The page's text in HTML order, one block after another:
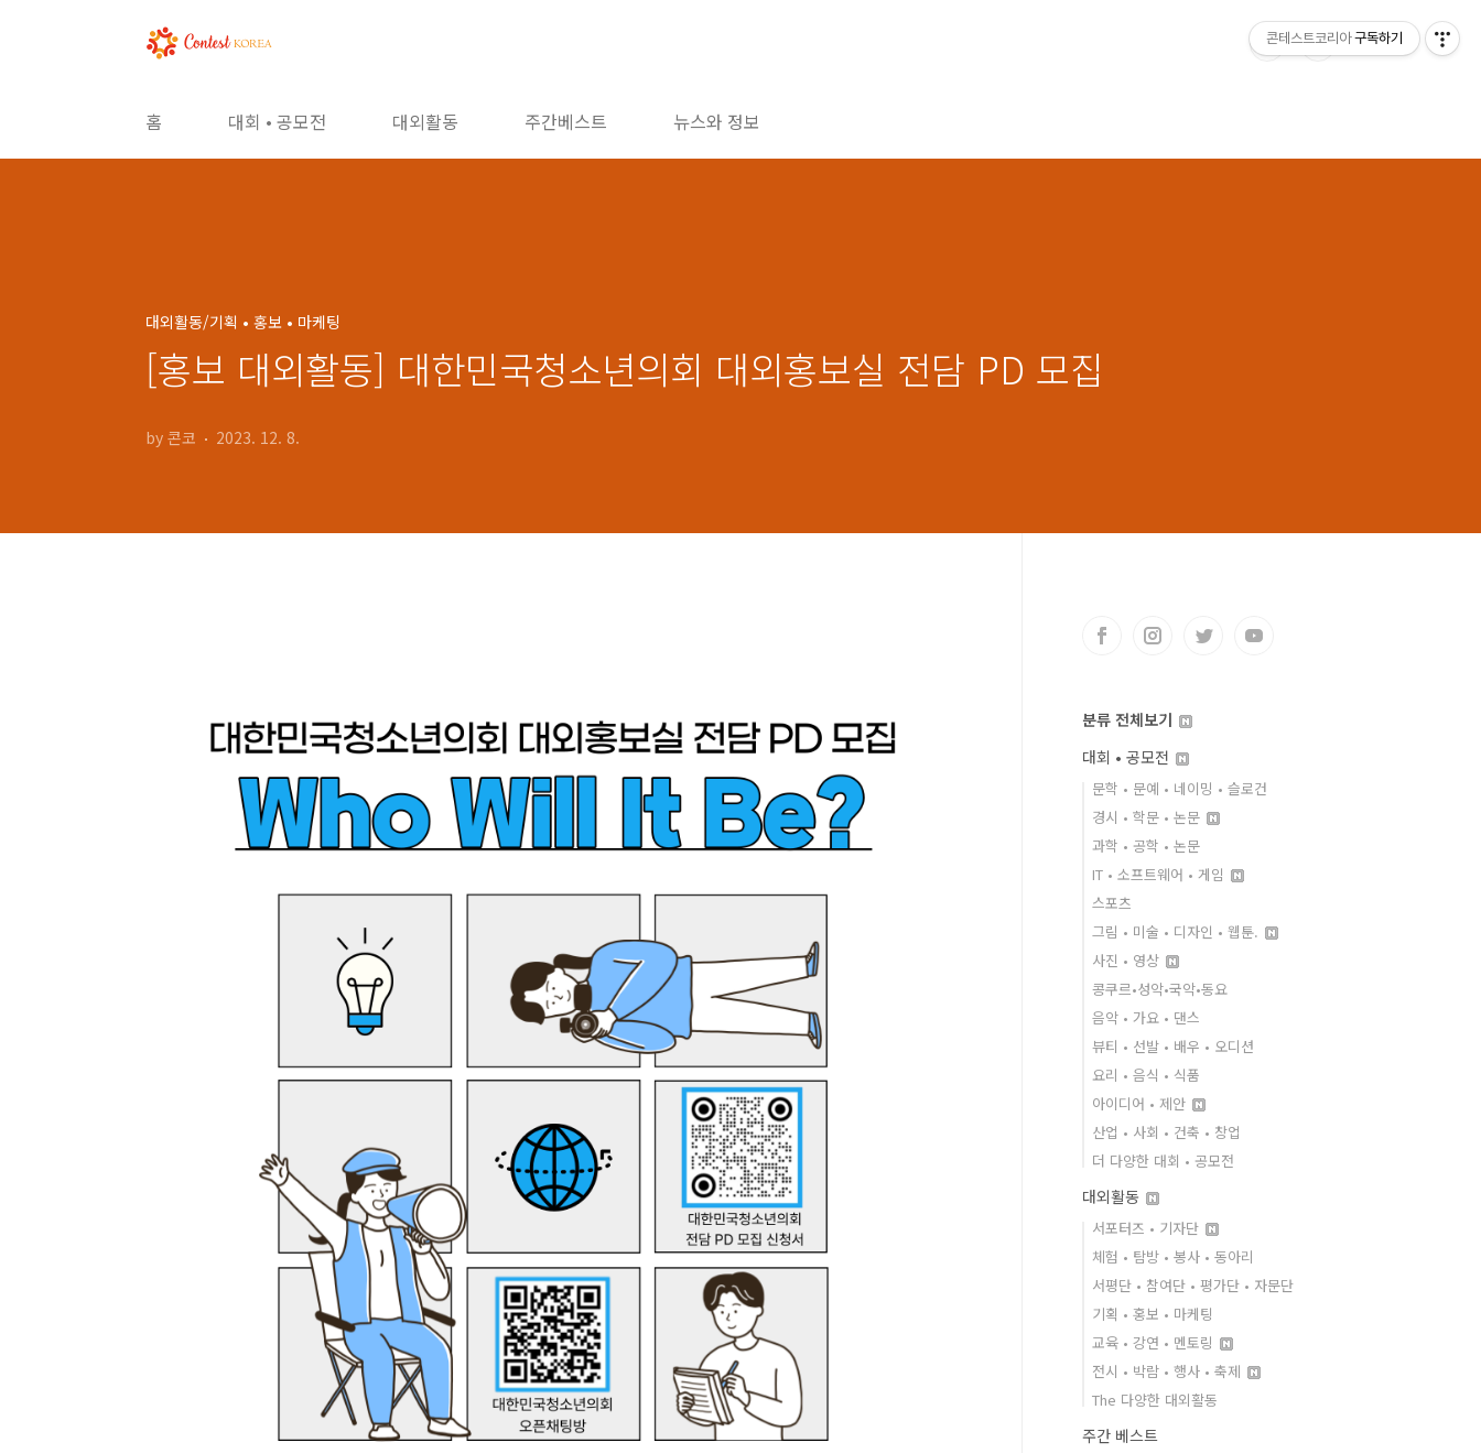
홈 대회 • 공모전 대외활동 주간베스트 뉴스와 정보
대외활동/기획 • 홍보 • 마케팅
[홍보 대외활동] 대한민국청소년의회 대외홍보실 전담 PD 모집
by 콘코 2023. 12. 8.
분류 전체보기
대회 • 공모전
문학 • 문예 • 네이밍 • 슬로건
경시 • 학문 • 논문
과학 • 공학 • 논문
IT • 소프트웨어 • 게임
스포츠
그림 • 미술 • 디자인 • 웹툰.
사진 • 영상
콩쿠르•성악•국악•동요
음악 • 가요 • 댄스
뷰티 • 선발 • 배우 • 오디션
요리 • 음식 • 식품
아이디어 • 제안
산업 • 사회 • 건축 • 창업
더 다양한 대회 • 공모전
대외활동
서포터즈 • 기자단
체험 • 탐방 • 봉사 • 동아리
서평단 • 참여단 • 평가단 • 자문단
기획 • 홍보 • 마케팅
교육 • 강연 • 멘토링
전시 • 박람 • 행사 • 축제
The 다양한 대외활동
주간 베스트
콘테스트코리아 구독하기